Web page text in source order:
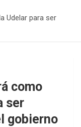
Udelar para ser
como
ser
gobierno